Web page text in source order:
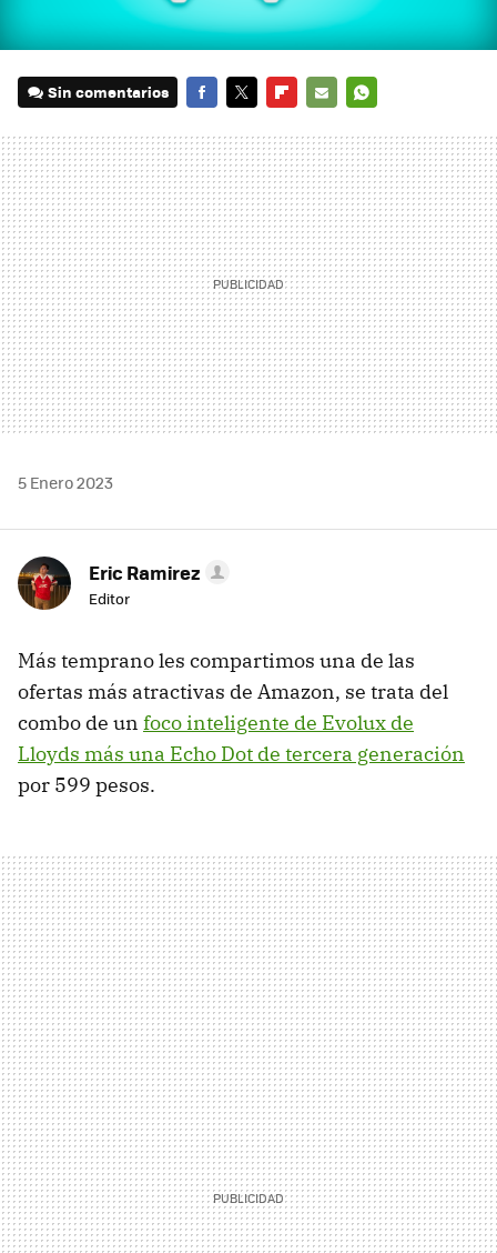
Sin comentarios
MAIL
5 Enero 2023
Eric Ramirez
Editor
Más temprano les compartimos una de las
ofertas más atractivas de Amazon, se trata del
combo de un foco inteligente de Evolux de
Lloyds más una Echo Dot de tercera generación
por 599 pesos.